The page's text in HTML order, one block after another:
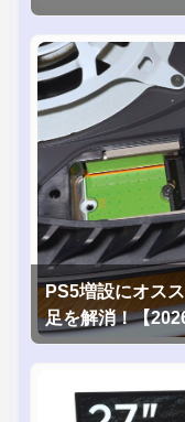
PS5増設にオス
足を解消！【